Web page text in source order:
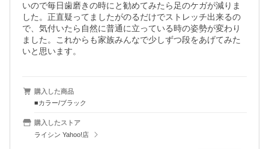
いので毎日歯磨きの時にと勧めてみたら足のケガが減りま
した。正直疑ってましたがのるだけでストレッチ出来るの
で、気付いたら自然に普通に立っている時の姿勢が変わり
ました。これからも家族みんなで少しずつ段をあげてみた
いと思います。
購入した商品
■カラー/ブラック
購入したストア
ライシン Yahoo!店